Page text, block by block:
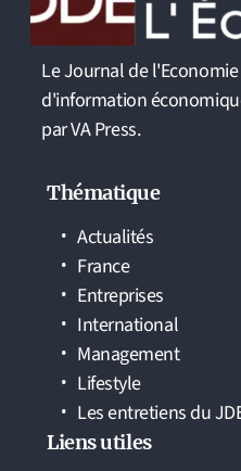
Le Journal de
d'information
par VA Press.
Thématique
Actualités
France
Entreprises
International
Management
Lifestyle
Les entretiens du
Liens utiles